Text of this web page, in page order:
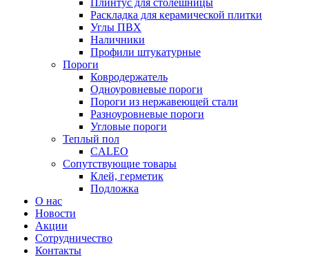
Плинтус для столешницы
Раскладка для керамической плитки
Углы ПВХ
Наличники
Профили штукатурные
Пороги
Ковродержатель
Одноуровневые пороги
Пороги из нержавеющей стали
Разноуровневые пороги
Угловые пороги
Теплый пол
CALEO
Сопутствующие товары
Клей, герметик
Подложка
О нас
Новости
Акции
Сотрудничество
Контакты